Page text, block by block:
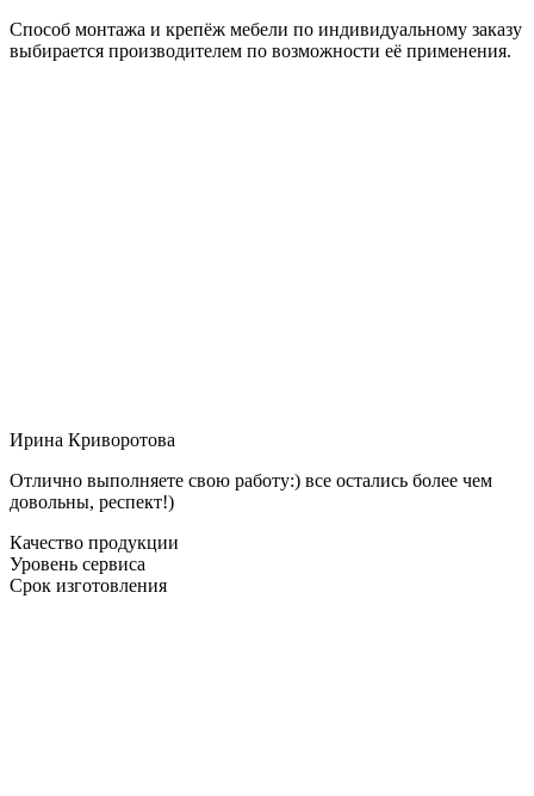
Способ монтажа и крепёж мебели по индивидуальному заказу
выбирается производителем по возможности её применения.
Ирина Криворотова
Отлично выполняете свою работу:) все остались более чем
довольны, респект!)
Качество продукции
Уровень сервиса
Срок изготовления